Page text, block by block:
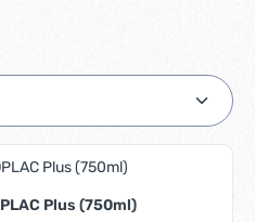
Plus (750ml)